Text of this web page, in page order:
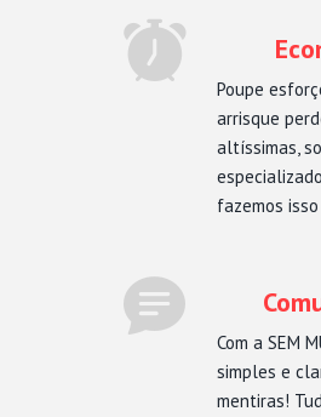
Poupe
arrisque
altíssimas,
fazemos
Com a SEM
simples e
mentiras!